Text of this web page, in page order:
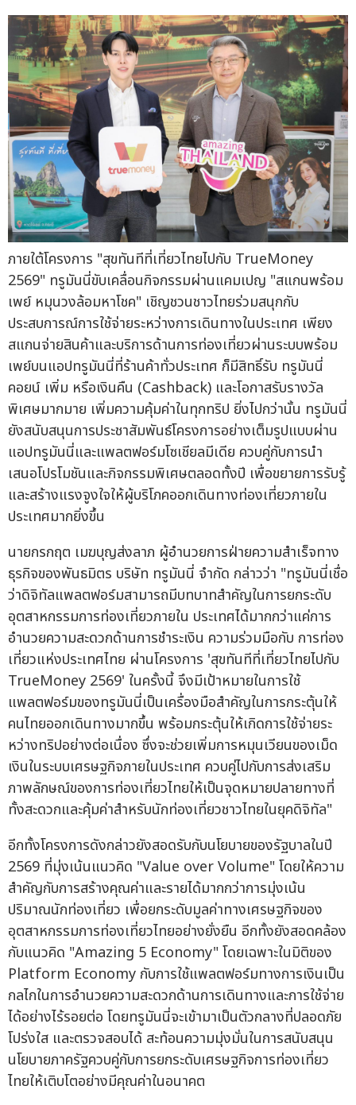
ภายใต้โครงการ "สุขทันทีที่เที่ยวไทยไปกับ TrueMoney
2569" ทรูมันนี่ขับเคลื่อนกิจกรรมผ่านแคมเปญ "สแกนพร้อม
เพย์ หมุนวงล้อมหาโชค" เชิญชวนชาวไทยร่วมสนุกกับ
ประสบการณ์การใช้จ่ายระหว่างการเดินทางในประเทศ เพียง
สแกนจ่ายสินค้าและบริการด้านการท่องเที่ยวผ่านระบบพร้อม
เพย์บนแอปทรูมันนี่ที่ร้านค้าทั่วประเทศ ก็มีสิทธิ์รับ ทรูมันนี่
คอยน์ เพิ่ม หรือเงินคืน (Cashback) และโอกาสรับรางวัล
พิเศษมากมาย เพิ่มความคุ้มค่าในทุกทริป ยิ่งไปกว่านั้น ทรูมันนี่
ยังสนับสนุนการประชาสัมพันธ์โครงการอย่างเต็มรูปแบบผ่าน
แอปทรูมันนี่และแพลตฟอร์มโซเชียลมีเดีย ควบคู่กับการนำ
เสนอโปรโมชันและกิจกรรมพิเศษตลอดทั้งปี เพื่อขยายการรับรู้
และสร้างแรงจูงใจให้ผู้บริโภคออกเดินทางท่องเที่ยวภายใน
ประเทศมากยิ่งขึ้น
นายกรกฤต เมฆบุญส่งลาภ ผู้อำนวยการฝ่ายความสำเร็จทาง
ธุรกิจของพันธมิตร บริษัท ทรูมันนี่ จำกัด กล่าวว่า "ทรูมันนี่เชื่อ
ว่าดิจิทัลแพลตฟอร์มสามารถมีบทบาทสำคัญในการยกระดับ
อุตสาหกรรมการท่องเที่ยวภายใน ประเทศได้มากกว่าแค่การ
อำนวยความสะดวกด้านการชำระเงิน ความร่วมมือกับ การท่อง
เที่ยวแห่งประเทศไทย ผ่านโครงการ 'สุขทันทีที่เที่ยวไทยไปกับ
TrueMoney 2569' ในครั้งนี้ จึงมีเป้าหมายในการใช้
แพลตฟอร์มของทรูมันนี่เป็นเครื่องมือสำคัญในการกระตุ้นให้
คนไทยออกเดินทางมากขึ้น พร้อมกระตุ้นให้เกิดการใช้จ่ายระ
หว่างทริปอย่างต่อเนื่อง ซึ่งจะช่วยเพิ่มการหมุนเวียนของเม็ด
เงินในระบบเศรษฐกิจภายในประเทศ ควบคู่ไปกับการส่งเสริม
ภาพลักษณ์ของการท่องเที่ยวไทยให้เป็นจุดหมายปลายทางที่
ทั้งสะดวกและคุ้มค่าสำหรับนักท่องเที่ยวชาวไทยในยุคดิจิทัล"
อีกทั้งโครงการดังกล่าวยังสอดรับกับนโยบายของรัฐบาลในปี
2569 ที่มุ่งเน้นแนวคิด "Value over Volume" โดยให้ความ
สำคัญกับการสร้างคุณค่าและรายได้มากกว่าการมุ่งเน้น
ปริมาณนักท่องเที่ยว เพื่อยกระดับมูลค่าทางเศรษฐกิจของ
อุตสาหกรรมการท่องเที่ยวไทยอย่างยั่งยืน อีกทั้งยังสอดคล้อง
กับแนวคิด "Amazing 5 Economy" โดยเฉพาะในมิติของ
Platform Economy กับการใช้แพลตฟอร์มทางการเงินเป็น
กลไกในการอำนวยความสะดวกด้านการเดินทางและการใช้จ่าย
ได้อย่างไร้รอยต่อ โดยทรูมันนี่จะเข้ามาเป็นตัวกลางที่ปลอดภัย
โปร่งใส และตรวจสอบได้ สะท้อนความมุ่งมั่นในการสนับสนุน
นโยบายภาครัฐควบคู่กับการยกระดับเศรษฐกิจการท่องเที่ยว
ไทยให้เติบโตอย่างมีคุณค่าในอนาคต